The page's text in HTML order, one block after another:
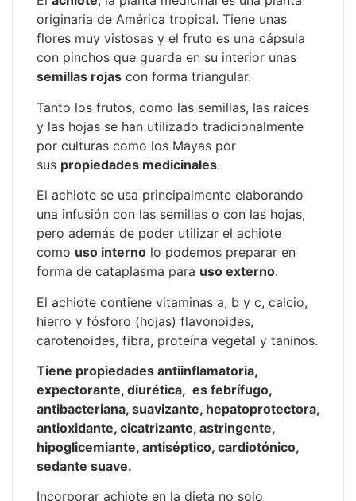
originaria de América tropical. Tiene unas
flores muy vistosas y el fruto es una cápsula
con pinchos que guarda en su interior unas
semillas rojas con forma triangular.
Tanto los frutos, como las semillas, las raíces
y las hojas se han utilizado tradicionalmente
por culturas como los Mayas por
sus propiedades medicinales.
El achiote se usa principalmente elaborando
una infusión con las semillas o con las hojas,
pero además de poder utilizar el achiote
como uso interno lo podemos preparar en
forma de cataplasma para uso externo.
El achiote contiene vitaminas a, b y c, calcio,
hierro y fósforo (hojas) flavonoides,
carotenoides, fibra, proteína vegetal y taninos.
Tiene propiedades antiinflamatoria,
expectorante, diurética, es febrífugo,
antibacteriana, suavizante, hepatoprotectora,
antioxidante, cicatrizante, astringente,
hipoglicemiante, antiséptico, cardiotónico,
sedante suave.
Incorporar achiote en la dieta no solo